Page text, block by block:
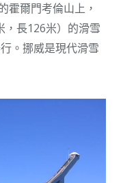
霍爾門考倫山上，
長126米）的滑雪
。挪威是現代滑雪